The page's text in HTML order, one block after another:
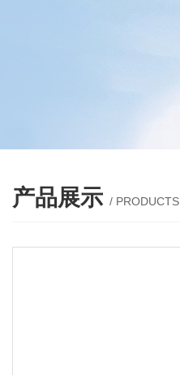
产品展示 / PRODUCTS